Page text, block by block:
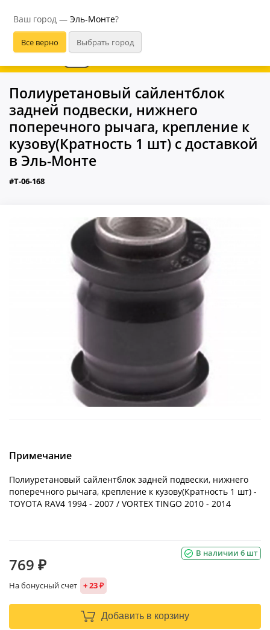
Ваш город — Эль-Монте?
В приложении удобнее
Полиуретановый сайлентблок
задней подвески, нижнего
поперечного рычага, крепление к
кузову(Кратность 1 шт) с доставкой
в Эль-Монте
#T-06-168
Примечание
Полиуретановый сайлентблок задней подвески, нижнего
поперечного рычага, крепление к кузову(Кратность 1 шт) -
TOYOTA RAV4 1994 - 2007 / VORTEX TINGO 2010 - 2014
В наличии 6 шт
769 ₽
На бонусный счет + 23 ₽
Добавить в корзину